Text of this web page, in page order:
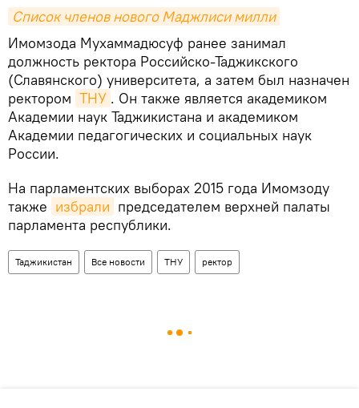
Список членов нового Маджлиси милли
Имомзода Мухаммадюсуф ранее занимал
должность ректора Российско-Таджикского
(Славянского) университета, а затем был назначен
ректором ТНУ . Он также является академиком
Академии наук Таджикистана и академиком
Академии педагогических и социальных наук
России.
На парламентских выборах 2015 года Имомзоду
также избрали председателем верхней палаты
парламента республики.
Таджикистан Все новости ТНУ ректор